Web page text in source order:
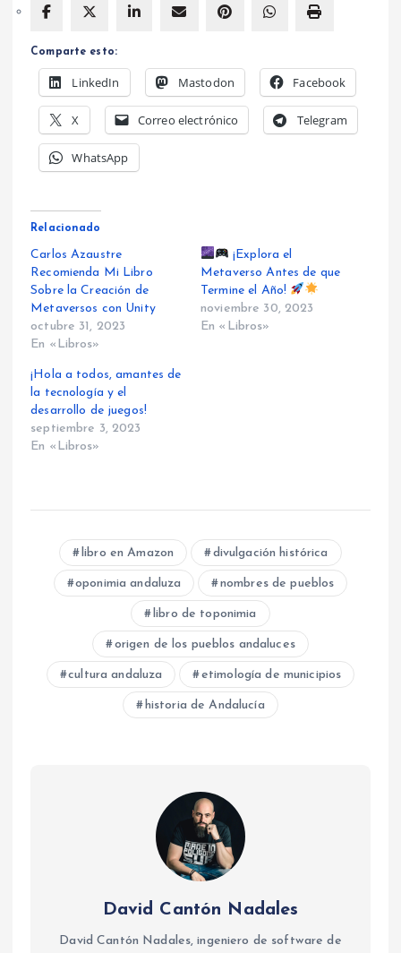
Comparte esto:
LinkedIn Mastodon Facebook
X Correo electrónico Telegram
WhatsApp
Relacionado
Carlos Azaustre
Recomienda Mi Libro
Sobre la Creación de
Metaversos con Unity
octubre 31, 2023
En «Libros»
¡Explora el
Metaverso Antes de que
Termine el Año!
noviembre 30, 2023
En «Libros»
¡Hola a todos, amantes de
la tecnología y el
desarrollo de juegos!
septiembre 3, 2023
En «Libros»
libro en Amazon divulgación histórica
oponimia andaluza nombres de pueblos
libro de toponimia
origen de los pueblos andaluces
cultura andaluza etimología de municipios
historia de Andalucía
David Cantón Nadales
David Cantón Nadales, ingeniero de software de